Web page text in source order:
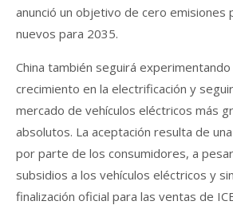
anunció un objetivo de cero emisiones
nuevos para 2035.
China también seguirá
crecimiento en la electrificación y
mercado de vehículos eléctricos más
absolutos. La aceptación resulta de
por parte de los consumidores, a
subsidios a los vehículos eléctricos y
finalización oficial para las ventas de